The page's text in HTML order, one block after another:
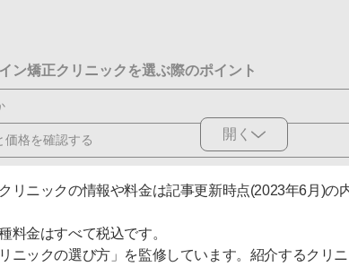
ン矯正クリニックを選ぶ際のポイント
格を確認する
してくれるか
トが受けられるか
開く
リニックの情報や料金は記事更新時点(2023年6月)の
料金はすべて税込です。
ニックの選び方」を監修しています。紹介するクリ